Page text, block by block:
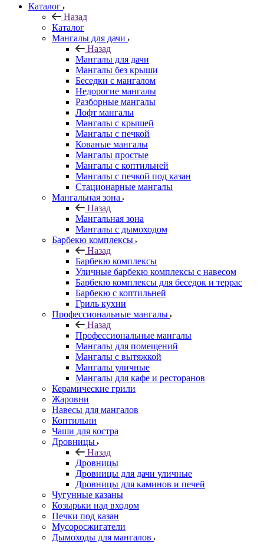
Каталог
Назад
Каталог
Мангалы для дачи
Назад
Мангалы для дачи
Мангалы без крыши
Беседки с мангалом
Недорогие мангалы
Разборные мангалы
Лофт мангалы
Мангалы с крышей
Мангалы с печкой
Кованые мангалы
Мангалы простые
Мангалы с коптильней
Мангалы с печкой под казан
Стационарные мангалы
Мангальная зона
Назад
Мангальная зона
Мангалы с дымоходом
Барбекю комплексы
Назад
Барбекю комплексы
Уличные барбекю комплексы с навесом
Барбекю комплексы для беседок и террас
Барбекю с коптильней
Гриль кухни
Профессиональные мангалы
Назад
Профессиональные мангалы
Мангалы для помещений
Мангалы с вытяжкой
Мангалы уличные
Мангалы для кафе и ресторанов
Керамические грили
Жаровни
Навесы для мангалов
Коптильни
Чаши для костра
Дровницы
Назад
Дровницы
Дровницы для дачи уличные
Дровницы для каминов и печей
Чугунные казаны
Козырьки над входом
Печки под казан
Мусоросжигатели
Дымоходы для мангалов